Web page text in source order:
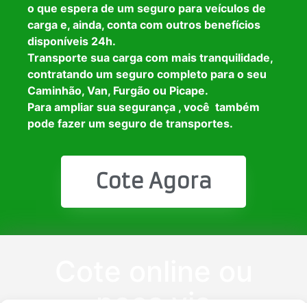
o que espera de um seguro para veículos de
carga e, ainda, conta com outros benefícios
disponíveis 24h.
Transporte sua carga com mais tranquilidade,
contratando um seguro completo para o seu
Caminhão, Van, Furgão ou Picape.
Para ampliar sua segurança , você também
pode fazer um seguro de transportes.
Cote Agora